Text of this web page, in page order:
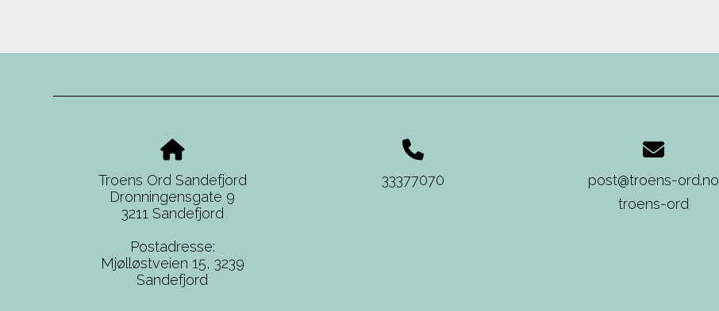
Troens Ord Sandefjord
Dronningensgate 9
3211 Sandefjord
Postadresse:
Mjølløstveien 15, 3239
Sandefjord
33377070
post@troens-ord.no
troens-ord